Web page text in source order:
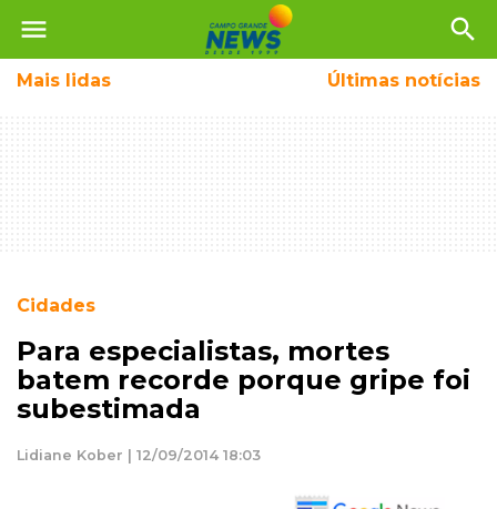
menu search
Mais lidas Últimas notícias
Cidades
Para especialistas, mortes
batem recorde porque gripe foi
subestimada
Lidiane Kober | 12/09/2014 18:03